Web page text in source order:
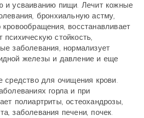
и усваиванию пищи. Лечит кожные
бронхиальную астму,
кровообращения, восстанавливает
стойкость,
заболевания, нормализует
железы и давление и еще
средство для очищения крови.
горла и при
полиартриты, остеохандрозы,
заболевания печени, почек.